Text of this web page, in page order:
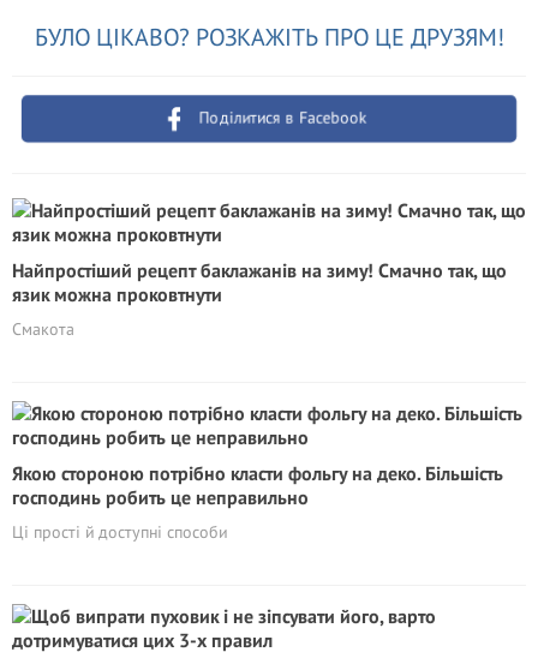
БУЛО ЦІКАВО? РОЗКАЖІТЬ ПРО ЦЕ ДРУЗЯМ!
Поділитися в Facebook
Найпростіший рецепт баклажанів на зиму! Смачно так, що
язик можна проковтнути
Смакота
Якою стороною потрібно класти фольгу на деко. Більшість
господинь робить це неправильно
Ці прості й доступні способи